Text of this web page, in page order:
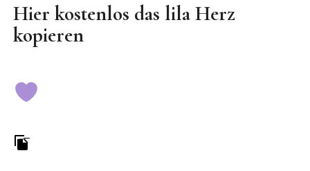
Hier kostenlos das lila Herz
kopieren